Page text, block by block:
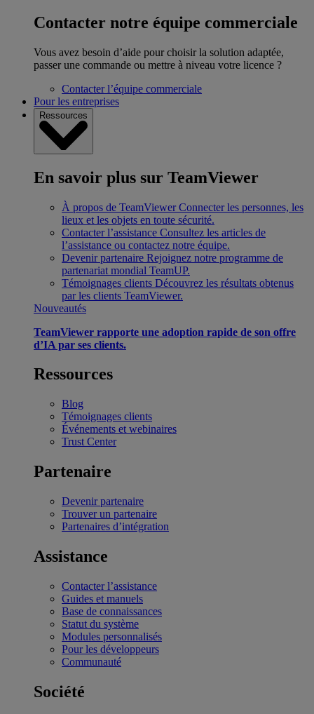
Contacter notre équipe commerciale
Vous avez besoin d’aide pour choisir la solution adaptée,
passer une commande ou mettre à niveau votre licence ?
Contacter l’équipe commerciale
Pour les entreprises
Ressources
En savoir plus sur TeamViewer
À propos de TeamViewer Connecter les personnes, les
lieux et les objets en toute sécurité.
Contacter l’assistance Consultez les articles de
l’assistance ou contactez notre équipe.
Devenir partenaire Rejoignez notre programme de
partenariat mondial TeamUP.
Témoignages clients Découvrez les résultats obtenus
par les clients TeamViewer.
Nouveautés
TeamViewer rapporte une adoption rapide de son offre
d’IA par ses clients.
Ressources
Blog
Témoignages clients
Événements et webinaires
Trust Center
Partenaire
Devenir partenaire
Trouver un partenaire
Partenaires d’intégration
Assistance
Contacter l’assistance
Guides et manuels
Base de connaissances
Statut du système
Modules personnalisés
Pour les développeurs
Communauté
Société